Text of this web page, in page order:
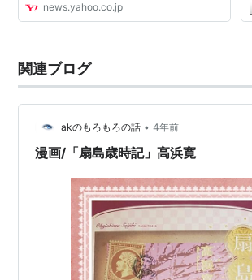
イエローバックス―高浜寛短編集
news.yahoo.co.jp
関連ブログ
akのもろもろの話 • 4年前
漫画/「扇島歳時記」高浜寛